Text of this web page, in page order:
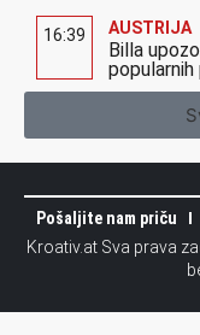
16:39 AUSTRIJA
Billa
Pošaljite nam priču
Kroativ.at Sva prava